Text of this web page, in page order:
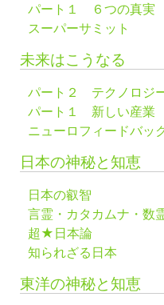
パート１ ６つの真実
スーパーサミット
未来はこうなる
パート２ テクノロジ
パート１ 新しい産業
ニューロフィードバッ
日本の神秘と知恵
日本の叡智
言霊・カタカムナ・数
超★日本論
知られざる日本
東洋の神秘と知恵